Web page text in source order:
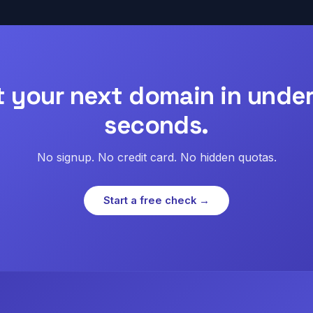
your next domain in
seconds.
No signup. No credit card. No hidden quotas.
Start a free check →